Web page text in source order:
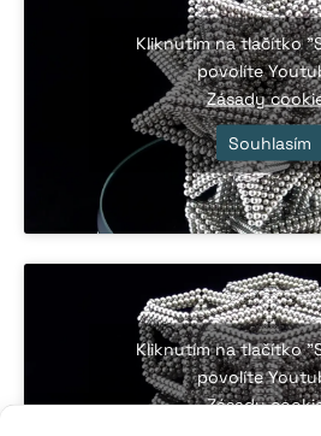
Kliknutím na tlačítko
povolíte
Zásady
Souhlasím
Kliknutím na tlačítko
povolíte
Zásady